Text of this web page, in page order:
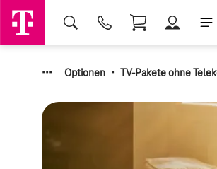
··· Optionen · TV-Pakete ohne